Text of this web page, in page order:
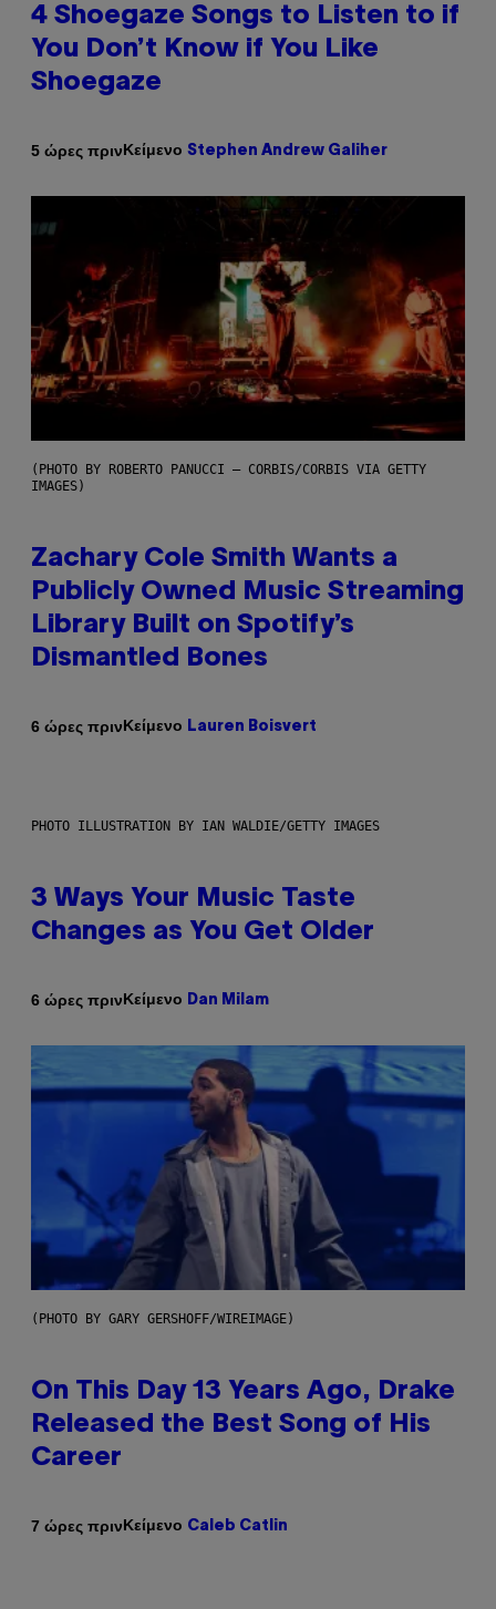
4 Shoegaze Songs to Listen to if
You Don’t Know if You Like
Shoegaze
5 ώρες πρινΚείμενο Stephen Andrew Galiher
(PHOTO BY ROBERTO PANUCCI – CORBIS/CORBIS VIA GETTY
IMAGES)
Zachary Cole Smith Wants a
Publicly Owned Music Streaming
Library Built on Spotify’s
Dismantled Bones
6 ώρες πρινΚείμενο Lauren Boisvert
PHOTO ILLUSTRATION BY IAN WALDIE/GETTY IMAGES
3 Ways Your Music Taste
Changes as You Get Older
6 ώρες πρινΚείμενο Dan Milam
(PHOTO BY GARY GERSHOFF/WIREIMAGE)
On This Day 13 Years Ago, Drake
Released the Best Song of His
Career
7 ώρες πρινΚείμενο Caleb Catlin